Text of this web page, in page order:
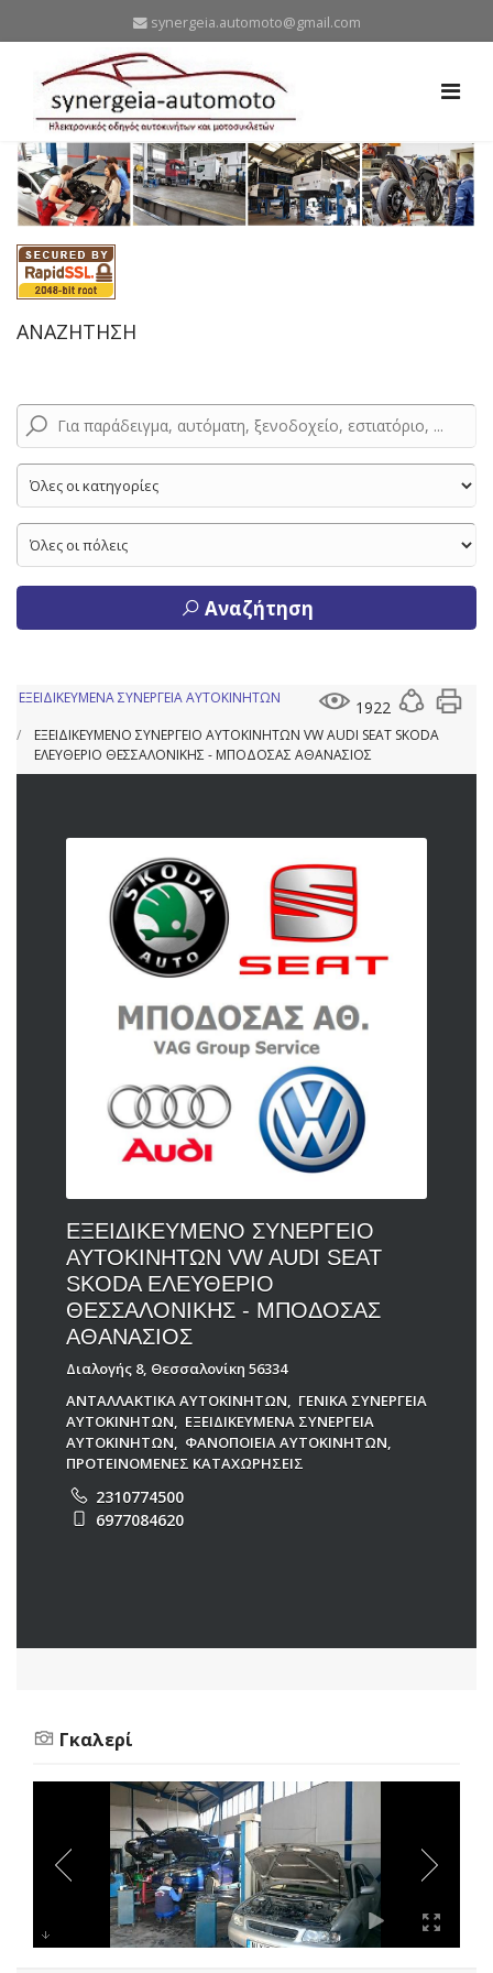
synergeia.automoto@gmail.com
ΑΝΑΖΗΤΗΣΗ
Αναζήτηση
1922
ΕΞΕΙΔΙΚΕΥΜΕΝΑ ΣΥΝΕΡΓΕΙΑ ΑΥΤΟΚΙΝΗΤΩΝ
ΕΞΕΙΔΙΚΕΥΜΕΝΟ ΣΥΝΕΡΓΕΙΟ ΑΥΤΟΚΙΝΗΤΩΝ VW AUDI SEAT SKODA
ΕΛΕΥΘΕΡΙΟ ΘΕΣΣΑΛΟΝΙΚΗΣ - ΜΠΟΔΟΣΑΣ ΑΘΑΝΑΣΙΟΣ
ΕΞΕΙΔΙΚΕΥΜΕΝΟ ΣΥΝΕΡΓΕΙΟ
ΑΥΤΟΚΙΝΗΤΩΝ VW AUDI SEAT
SKODA ΕΛΕΥΘΕΡΙΟ
ΘΕΣΣΑΛΟΝΙΚΗΣ - ΜΠΟΔΟΣΑΣ
ΑΘΑΝΑΣΙΟΣ
Διαλογής 8, Θεσσαλονίκη 56334
ΑΝΤΑΛΛΑΚΤΙΚΑ ΑΥΤΟΚΙΝΗΤΩΝ, ΓΕΝΙΚΑ ΣΥΝΕΡΓΕΙΑ
ΑΥΤΟΚΙΝΗΤΩΝ, ΕΞΕΙΔΙΚΕΥΜΕΝΑ ΣΥΝΕΡΓΕΙΑ
ΑΥΤΟΚΙΝΗΤΩΝ, ΦΑΝΟΠΟΙΕΙΑ ΑΥΤΟΚΙΝΗΤΩΝ,
ΠΡΟΤΕΙΝΟΜΕΝΕΣ ΚΑΤΑΧΩΡΗΣΕΙΣ
2310774500
6977084620
Γκαλερί